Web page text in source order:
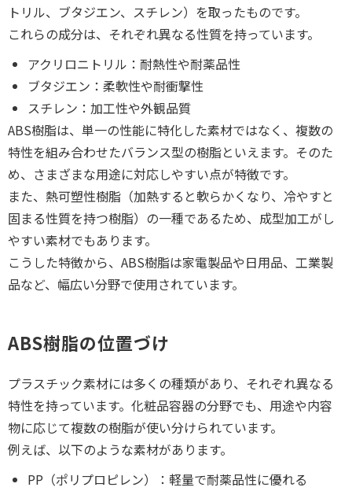
トリル、ブタジエン、スチレン）を取ったものです。
これらの成分は、それぞれ異なる性質を持っています。
アクリロニトリル：耐熱性や耐薬品性
ブタジエン：柔軟性や耐衝撃性
スチレン：加工性や外観品質
ABS樹脂は、単一の性能に特化した素材ではなく、複数の
特性を組み合わせたバランス型の樹脂といえます。そのた
め、さまざまな用途に対応しやすい点が特徴です。
また、熱可塑性樹脂（加熱すると軟らかくなり、冷やすと
固まる性質を持つ樹脂）の一種であるため、成型加工がし
やすい素材でもあります。
こうした特徴から、ABS樹脂は家電製品や日用品、工業製
品など、幅広い分野で使用されています。
ABS樹脂の位置づけ
プラスチック素材には多くの種類があり、それぞれ異なる
特性を持っています。化粧品容器の分野でも、用途や内容
物に応じて複数の樹脂が使い分けられています。
例えば、以下のような素材があります。
PP（ポリプロピレン）：軽量で耐薬品性に優れる